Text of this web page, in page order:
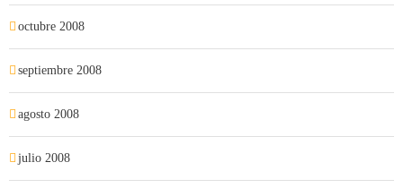
octubre 2008
septiembre 2008
agosto 2008
julio 2008